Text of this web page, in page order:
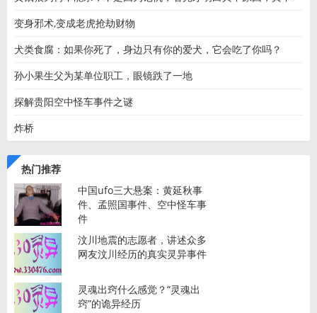
变身邪术,变成老虎抢劫财物
犬类食腐：如果你死了，身边只有你的爱犬，它会吃了你吗？
孙小果生父为某单位职工，眼镜跌了一地
探解贵阳空中怪车事件之谜
炸桥
热门推荐
中国ufo三大悬案：黄延秋事
件、孟照国事件、空中怪车事
件
汶川地震的志愿者，讲述众多
网友汶川经历的真实灵异事件
灵魂出窍什么感觉？“灵魂出
窍”的诡异经历